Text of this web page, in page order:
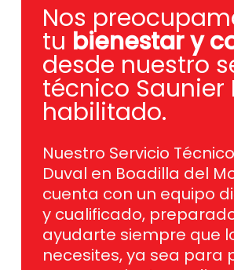
Nos
tu bienestar y
desde nuestro
técnico Saunier
habilitado.
Nuestro Servicio
Duval en Boadilla del
cuenta con un equipo
y cualificado,
ayudarte siempre que
necesites, ya sea para